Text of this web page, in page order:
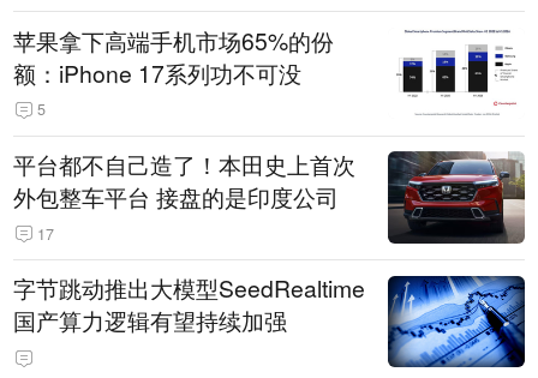
苹果拿下高端手机市场65%的份
额：iPhone 17系列功不可没
5
平台都不自己造了！本田史上首次
外包整车平台 接盘的是印度公司
17
字节跳动推出大模型SeedRealtime
国产算力逻辑有望持续加强